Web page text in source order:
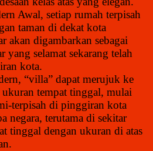
Awal, setiap rumah terpisah
taman di dekat kota
akan digambarkan sebagai
yang selamat sekarang telah
kota.
“villa” dapat merujuk ke
ukuran tempat tinggal, mulai
terpisah di pinggiran kota
negara, terutama di sekitar
tinggal dengan ukuran di atas